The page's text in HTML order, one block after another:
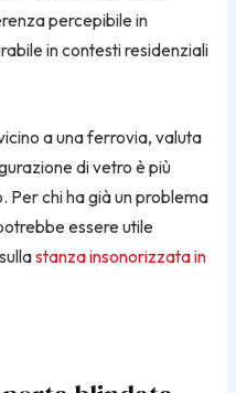
percepibile in
in contesti residenziali
a una ferrovia, valuta
di vetro è più
Per chi ha già un problema
essere utile
stanza insonorizzata in